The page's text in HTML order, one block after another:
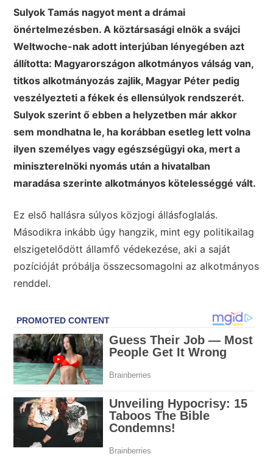
Sulyok Tamás nagyot ment a drámai
önértelmezésben. A köztársasági elnök a svájci
Weltwoche-nak adott interjúban lényegében azt
állította: Magyarországon alkotmányos válság van,
titkos alkotmányozás zajlik, Magyar Péter pedig
veszélyezteti a fékek és ellensúlyok rendszerét.
Sulyok szerint ő ebben a helyzetben már akkor
sem mondhatna le, ha korábban esetleg lett volna
ilyen személyes vagy egészségügyi oka, mert a
miniszterelnöki nyomás után a hivatalban
maradása szerinte alkotmányos kötelességgé vált.
Ez első hallásra súlyos közjogi állásfoglalás.
Másodikra inkább úgy hangzik, mint egy politikailag
elszigetelődött államfő védekezése, aki a saját
pozícióját próbálja összecsomagolni az alkotmányos
renddel.